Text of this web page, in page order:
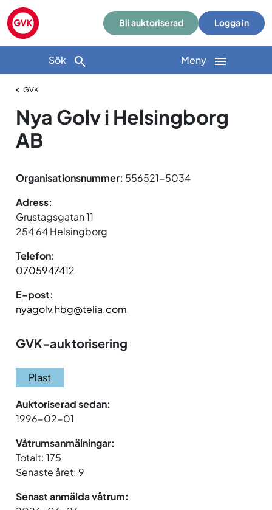
Bli auktoriserad Logga in
Sök Meny
GVK
Nya Golv i Helsingborg
AB
Organisationsnummer: 556521-5034
Adress:
Grustagsgatan 11
254 64 Helsingborg
Telefon:
0705947412
E-post:
nyagolv.hbg@telia.com
GVK-auktorisering
Plast
Auktoriserad sedan:
1996-02-01
Våtrumsanmälningar:
Totalt: 175
Senaste året: 9
Senast anmälda våtrum: